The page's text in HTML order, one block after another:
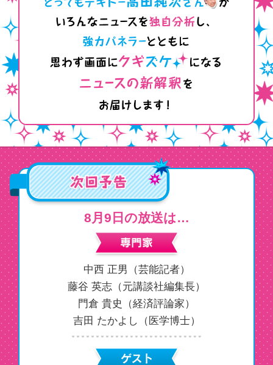
8月9日の放送は…
中西 正男（芸能記者）
藤谷 英志（元講談社編集長）
門倉 貴史（経済評論家）
吉田 たかよし（医学博士）